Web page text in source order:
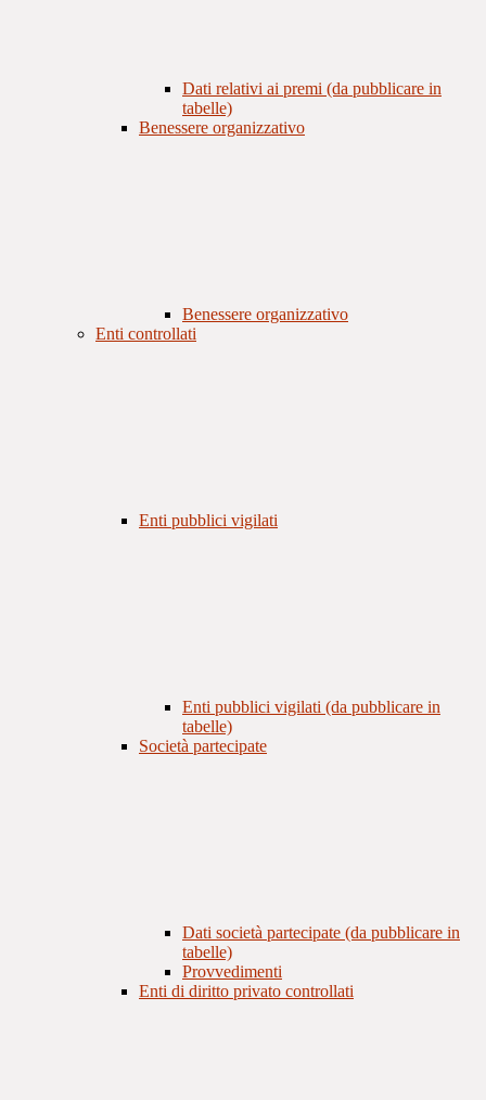
Dati relativi ai premi (da pubblicare in
tabelle)
Benessere organizzativo
Benessere organizzativo
Enti controllati
Enti pubblici vigilati
Enti pubblici vigilati (da pubblicare in
tabelle)
Società partecipate
Dati società partecipate (da pubblicare in
tabelle)
Provvedimenti
Enti di diritto privato controllati